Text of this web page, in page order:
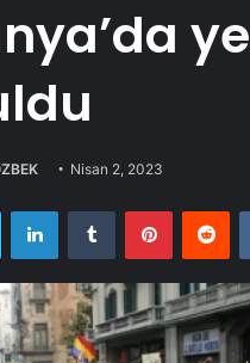
Nisan 2, 2023
Twitter LinkedInTumblr Pinterest